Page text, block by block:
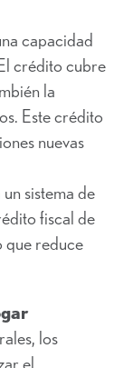
capacidad
crédito cubre
la
Este crédito
nuevas
sistema de
fiscal de
que reduce
los
el